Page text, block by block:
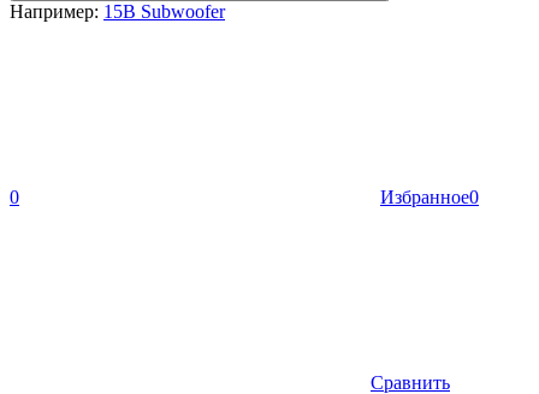
Например: 15B Subwoofer
0 Избранное0
Сравнить